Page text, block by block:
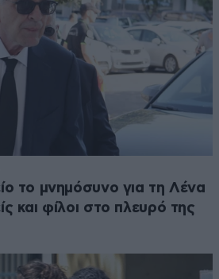
το μνημόσυνο για τη Λένα
και φίλοι στο πλευρό της